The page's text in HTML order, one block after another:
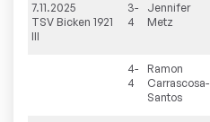
7.11.2025
TSV Bicken 1921
III
3-
4
Jennifer
Metz
4-
4
Ramon
Carrascosa-
Santos